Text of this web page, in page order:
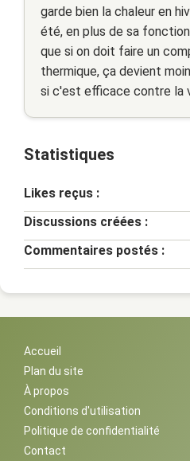
garde bien la chaleur en
été, en plus de sa
que si on doit faire un
thermique, ça devient
si c'est efficace contre la
Statistiques
Likes reçus :
Discussions créées :
Commentaires postés :
Accueil
Plan du site
À propos
Conditions d'utilisation
Politique de confidentialité
Contact